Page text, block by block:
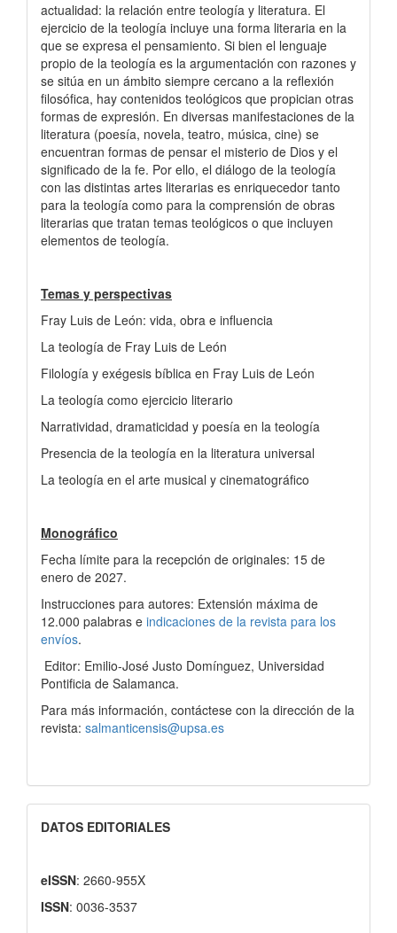
actualidad: la relación entre teología y literatura. El
ejercicio de la teología incluye una forma literaria en la
que se expresa el pensamiento. Si bien el lenguaje
propio de la teología es la argumentación con razones y
se sitúa en un ámbito siempre cercano a la reflexión
filosófica, hay contenidos teológicos que propician otras
formas de expresión. En diversas manifestaciones de la
literatura (poesía, novela, teatro, música, cine) se
encuentran formas de pensar el misterio de Dios y el
significado de la fe. Por ello, el diálogo de la teología
con las distintas artes literarias es enriquecedor tanto
para la teología como para la comprensión de obras
literarias que tratan temas teológicos o que incluyen
elementos de teología.
Temas y perspectivas
Fray Luis de León: vida, obra e influencia
La teología de Fray Luis de León
Filología y exégesis bíblica en Fray Luis de León
La teología como ejercicio literario
Narratividad, dramaticidad y poesía en la teología
Presencia de la teología en la literatura universal
La teología en el arte musical y cinematográfico
Monográfico
Fecha límite para la recepción de originales: 15 de
enero de 2027.
Instrucciones para autores: Extensión máxima de
12.000 palabras e indicaciones de la revista para los
envíos.
Editor: Emilio-José Justo Domínguez, Universidad
Pontificia de Salamanca.
Para más información, contáctese con la dirección de la
revista: salmanticensis@upsa.es
DATOS EDITORIALES
eISSN: 2660-955X
ISSN: 0036-3537